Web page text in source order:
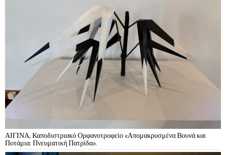
ΑΙΓΙΝΑ, Καποδιστριακό Ορφανοτροφείο «Απομακρυσμένα Βουνά και
Ποτάμια: Πνευματική Πατρίδα».